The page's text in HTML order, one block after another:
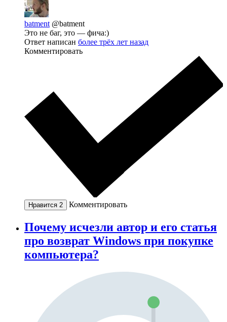
batment @batment
Это не баг, это — фича:)
Ответ написан более трёх лет назад
Комментировать
Нравится 2 Комментировать
Почему исчезли автор и его статья
про возврат Windows при покупке
компьютера?